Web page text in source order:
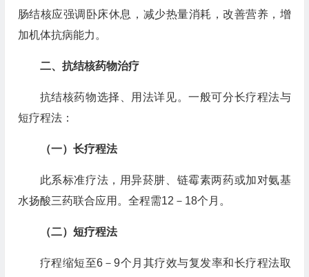
肠结核应强调卧床休息，减少热量消耗，改善营养，增
加机体抗病能力。
二、抗结核药物治疗
抗结核药物选择、用法详见。一般可分长疗程法与
短疗程法：
（一）长疗程法
此系标准疗法，用异菸肼、链霉素两药或加对氨基
水扬酸三药联合应用。全程需12－18个月。
（二）短疗程法
疗程缩短至6－9个月其疗效与复发率和长疗程法取